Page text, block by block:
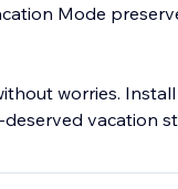
Mode
worries.
vacation